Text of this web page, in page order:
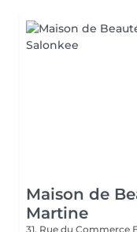
Maison de
Martine
31, Rue du Commerce